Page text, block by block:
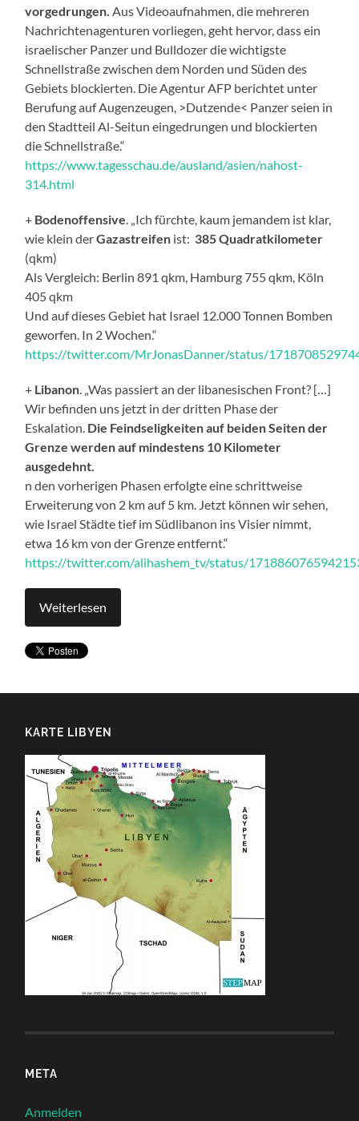
vorgedrungen. Aus Videoaufnahmen, die mehreren
Nachrichtenagenturen vorliegen, geht hervor, dass ein
israelischer Panzer und Bulldozer die wichtigste
Schnellstraße zwischen dem Norden und Süden des
Gebiets blockierten. Die Agentur AFP berichtet unter
Berufung auf Augenzeugen, >Dutzende< Panzer seien in
den Stadtteil Al-Seitun eingedrungen und blockierten
die Schnellstraße.“
https://www.tagesschau.de/ausland/asien/nahost-
314.html
+ Bodenoffensive . „Ich fürchte, kaum jemandem ist klar,
wie klein derGazastreifen ist: 385 Quadratkilometer
(qkm)
Als Vergleich: Berlin 891 qkm, Hamburg 755 qkm, Köln
405 qkm
Und auf dieses Gebiet hat Israel 12.000 Tonnen Bomben
geworfen. In 2 Wochen.“
https://twitter.com/MrJonasDanner/status/
+ Libanon . „Was passiert an der libanesischen Front? […]
Wir befinden uns jetzt in der dritten Phase der
Eskalation. Die Feindseligkeiten auf beiden Seiten der
Grenze werden auf mindestens 10 Kilometer
ausgedehnt.
n den vorherigen Phasen erfolgte eine schrittweise
Erweiterung von 2 km auf 5 km. Jetzt können wir sehen,
wie Israel Städte tief im Südlibanon ins Visier nimmt,
etwa 16 km von der Grenze entfernt.“
https://twitter.com/alihashem_tv/status/
Weiterlesen
KARTE LIBYEN
META
Anmelden